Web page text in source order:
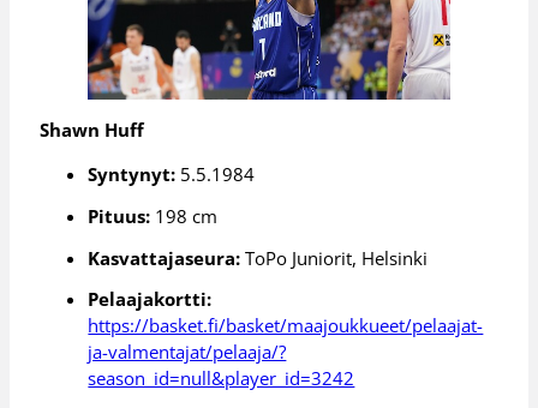
Shawn Huff
Syntynyt: 5.5.1984
Pituus: 198 cm
Kasvattajaseura: ToPo Juniorit, Helsinki
Pelaajakortti:
https://basket.fi/basket/maajoukkueet/pelaajat-
ja-valmentajat/pelaaja/?
season_id=null&player_id=3242